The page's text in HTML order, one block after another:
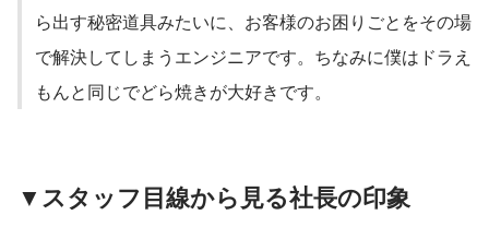
ら出す秘密道具みたいに、お客様のお困りごとをその場
で解決してしまうエンジニアです。ちなみに僕はドラえ
もんと同じでどら焼きが大好きです。
▼スタッフ目線から見る社長の印象